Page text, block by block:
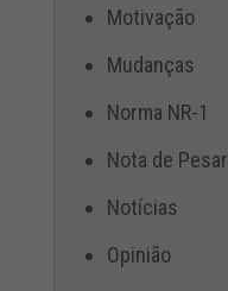
Motivação
Mudanças
Norma NR-1
Nota de Pesar
Notícias
Opinião